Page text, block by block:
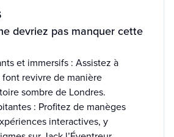
devriez pas manquer cette
et immersifs : Assistez à
revivre de manière
sombre de Londres.
: Profitez de manèges
interactives, y